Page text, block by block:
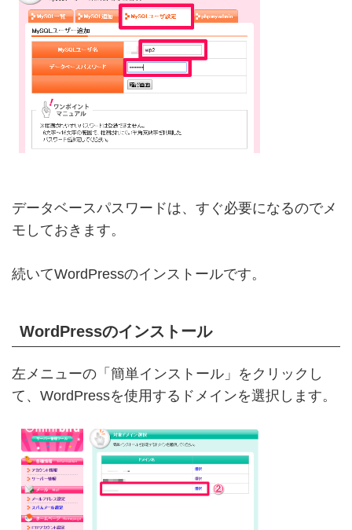
データベースパスワードは、すぐ必要になるのでメ
モしておきます。
続いてWordPressのインストールです。
WordPressのインストール
左メニューの「簡単インストール」をクリックし
て、WordPressを使用するドメインを選択します。